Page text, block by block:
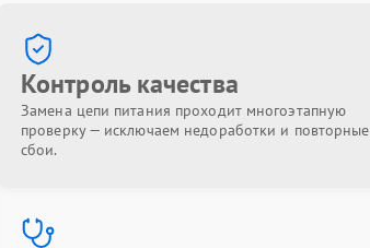
Контроль качества
Замена цепи питания проходит многоэтапную
проверку — исключаем недоработки и повторные
сбои.